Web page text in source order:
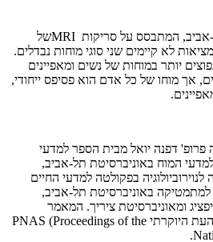
מחקר חדש מאוניברסיטת תל-אביב, המתבסס על סריקות MRIשל
לא קיימים שני סוגי מוחות נבדלים.
יותר במוחות של נשים ומאפיינים
אך מוחו של כל אדם הוא פסיפס ייחודי,
דפנה יואל מבית הספר למדעי
למדעי המוח באוניברסיטת תל-אביב,
בפקולטה למדעי החיים
למתמטיקה באוניברסיטת תל-אביב,
ומאוניברסיטת ציריך. המאמר
התפרסם ב- 30.11.15 בכתב העת היוקרתי PNAS (Proceedings of the